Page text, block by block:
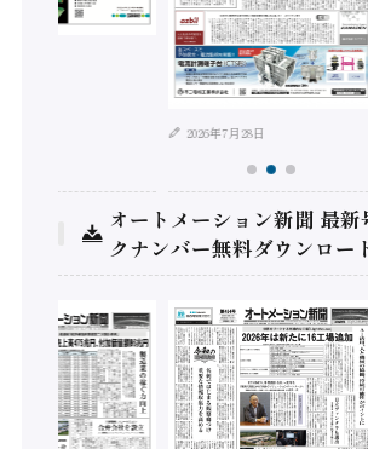
2026年7月28日
オートメーション新聞 最新
クナンバー無料ダウンロー